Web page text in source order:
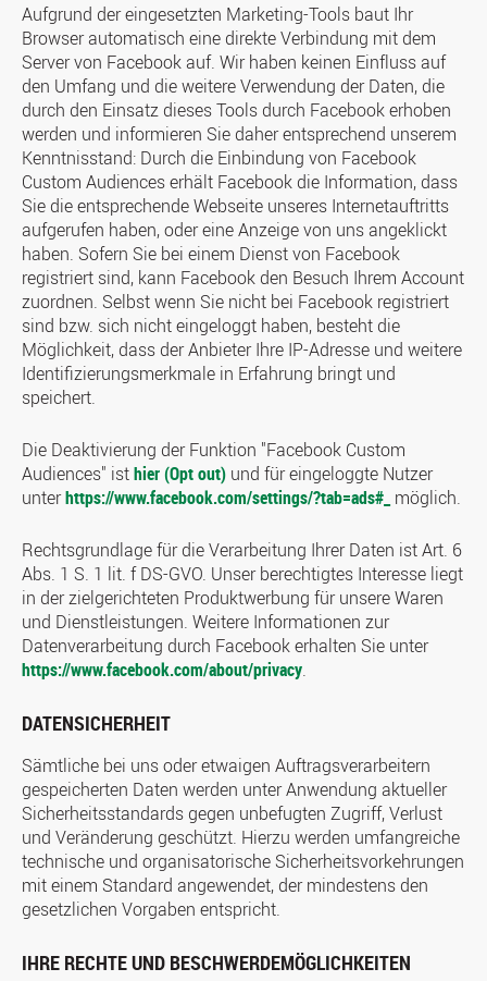
Aufgrund der eingesetzten Marketing-Tools baut Ihr
Browser automatisch eine direkte Verbindung mit dem
Server von Facebook auf. Wir haben keinen Einfluss auf
den Umfang und die weitere Verwendung der Daten, die
durch den Einsatz dieses Tools durch Facebook erhoben
werden und informieren Sie daher entsprechend unserem
Kenntnisstand: Durch die Einbindung von Facebook
Custom Audiences erhält Facebook die Information, dass
Sie die entsprechende Webseite unseres Internetauftritts
aufgerufen haben, oder eine Anzeige von uns angeklickt
haben. Sofern Sie bei einem Dienst von Facebook
registriert sind, kann Facebook den Besuch Ihrem Account
zuordnen. Selbst wenn Sie nicht bei Facebook registriert
sind bzw. sich nicht eingeloggt haben, besteht die
Möglichkeit, dass der Anbieter Ihre IP-Adresse und weitere
Identifizierungsmerkmale in Erfahrung bringt und
speichert.
Die Deaktivierung der Funktion "Facebook Custom
Audiences" isthier (Opt out) und für eingeloggte Nutzer
unterhttps://www.facebook.com/settings/?tab=ads#_ möglich.
Rechtsgrundlage für die Verarbeitung Ihrer Daten ist Art. 6
Abs. 1 S. 1 lit. f DS-GVO. Unser berechtigtes Interesse liegt
in der zielgerichteten Produktwerbung für unsere Waren
und Dienstleistungen. Weitere Informationen zur
Datenverarbeitung durch Facebook erhalten Sie unter
https://www.facebook.com/about/privacy.
DATENSICHERHEIT
Sämtliche bei uns oder etwaigen Auftragsverarbeitern
gespeicherten Daten werden unter Anwendung aktueller
Sicherheitsstandards gegen unbefugten Zugriff, Verlust
und Veränderung geschützt. Hierzu werden umfangreiche
technische und organisatorische Sicherheitsvorkehrungen
mit einem Standard angewendet, der mindestens den
gesetzlichen Vorgaben entspricht.
IHRE RECHTE UND BESCHWERDEMÖGLICHKEITEN